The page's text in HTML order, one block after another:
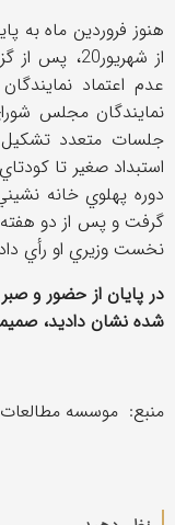
هنوز فروردين ماه به
از
عدم اعتماد
نمايندگان مجلس
جلسات متعدد تشکيل
دوره پهلوي خانه
نخست وزيري او رأي
در پايان از حضور و
شده نشان داديد،
منبع: موسسه مطالعات